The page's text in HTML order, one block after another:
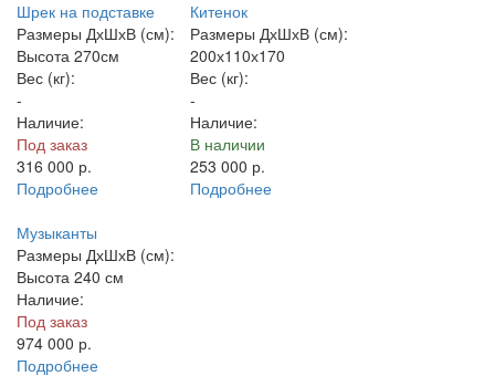
Шрек на подставке
Размеры ДхШхВ (см):
Высота 270см
Вес (кг):
-
Наличие:
Под заказ
316 000 р.
Подробнее
Китенок
Размеры ДхШхВ (см):
200х110х170
Вес (кг):
-
Наличие:
В наличии
253 000 р.
Подробнее
Музыканты
Размеры ДхШхВ (см):
Высота 240 см
Наличие:
Под заказ
974 000 р.
Подробнее